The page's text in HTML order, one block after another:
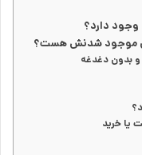
وجود دارد؟
موجود شدنش هست؟
و بدون دغدغه
یا خرید